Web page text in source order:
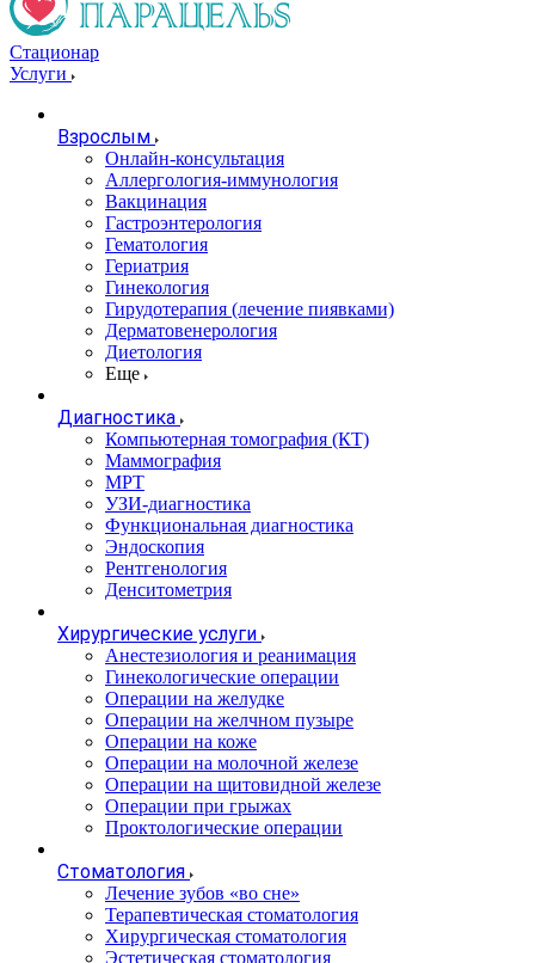
Стационар
Услуги
Взрослым
Онлайн-консультация
Аллергология-иммунология
Вакцинация
Гастроэнтерология
Гематология
Гериатрия
Гинекология
Гирудотерапия (лечение пиявками)
Дерматовенерология
Диетология
Еще
Диагностика
Компьютерная томография (КТ)
Маммография
МРТ
УЗИ-диагностика
Функциональная диагностика
Эндоскопия
Рентгенология
Денситометрия
Хирургические услуги
Анестезиология и реанимация
Гинекологические операции
Операции на желудке
Операции на желчном пузыре
Операции на коже
Операции на молочной железе
Операции на щитовидной железе
Операции при грыжах
Проктологические операции
Стоматология
Лечение зубов «во сне»
Терапевтическая стоматология
Хирургическая стоматология
Эстетическая стоматология